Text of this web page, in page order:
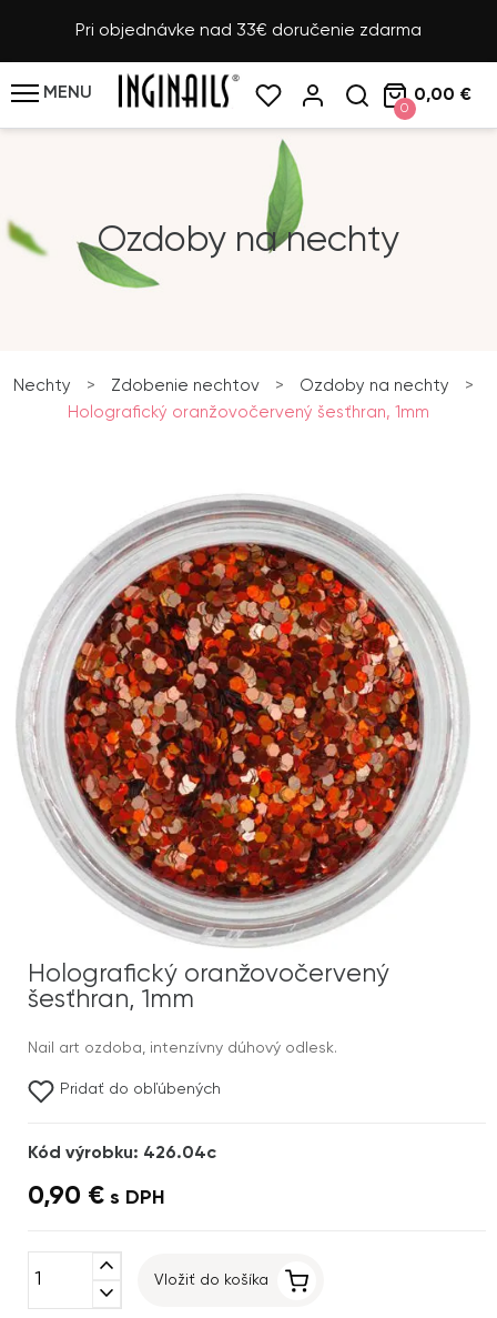
Pri objednávke nad 33€ doručenie zdarma
MENU
0
0,00 €
Ozdoby na nechty
Nechty > Zdobenie nechtov > Ozdoby na nechty
>
Holografický oranžovočervený šesťhran, 1mm
Holografický oranžovočervený
šesťhran, 1mm
Nail art ozdoba, intenzívny dúhový odlesk.
Pridať do obľúbených
Kód výrobku: 426.04c
0,90 € s DPH
expand_less
expand_more
Vložiť do košíka